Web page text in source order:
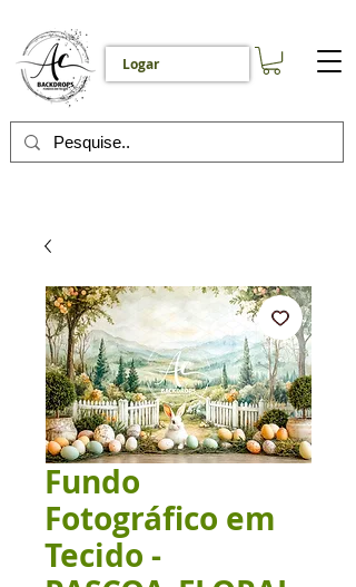
Logar
Fundo
Fotográfico em
Tecido -